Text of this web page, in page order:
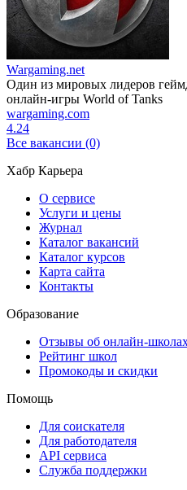
Wargaming.net
Один из мировых лидеров
онлайн-игры World of Tanks
wargaming.com
4.24
Все вакансии (0)
Хабр Карьера
О сервисе
Услуги и цены
Журнал
Каталог вакансий
Каталог курсов
Карта сайта
Контакты
Образование
Отзывы об онлайн-
Рейтинг школ
Промокоды и скидки
Помощь
Для соискателя
Для работодателя
API сервиса
Служба поддержки